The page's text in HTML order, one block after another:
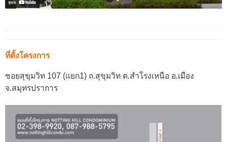
ที่ตั้งโครงการ
ซอยสุขุมวิท 107 (แยก1) ถ.สุขุมวิท ต.สำโรงเหนือ อ.เมือง
จ.สมุทรปราการ